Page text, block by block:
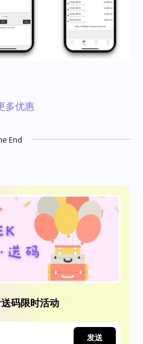
多优惠
End
码限时活动
发送